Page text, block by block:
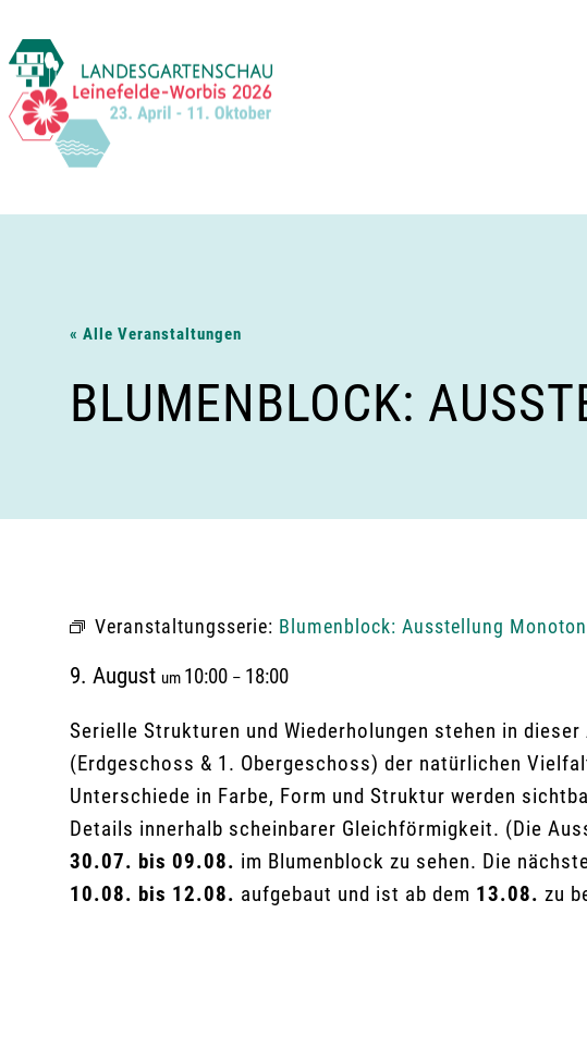
Inhalt
springen
« Alle Veranstaltungen
BLUMENBLOCK:
Veranstaltungsserie: Blumenblock: Ausstellung
9. August um 10:00 – 18:00
Serielle Strukturen und Wiederholungen stehen in
(Erdgeschoss & 1. Obergeschoss) der natürlichen
Unterschiede in Farbe, Form und Struktur werden
Details innerhalb scheinbarer Gleichförmigkeit. (Die
30.07. bis 09.08. im Blumenblock zu sehen. Die
10.08. bis 12.08. aufgebaut und ist ab dem 13.08. zu